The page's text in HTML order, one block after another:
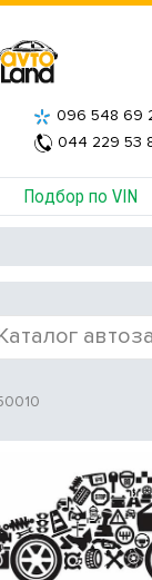
Подбор по VIN
096 548 69
044 229 53